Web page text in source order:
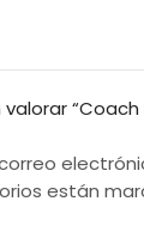
están